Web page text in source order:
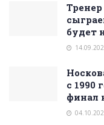
будет
с 1990
финал